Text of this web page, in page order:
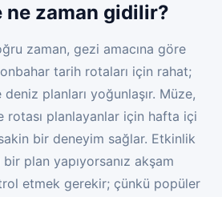
ne zaman gidilir?
zaman, gezi amacına göre
tarih rotaları için rahat;
planları yoğunlaşır. Müze,
rotası planlayanlar için hafta içi
bir deneyim sağlar. Etkinlik
plan yapıyorsanız akşam
etmek gerekir; çünkü popüler